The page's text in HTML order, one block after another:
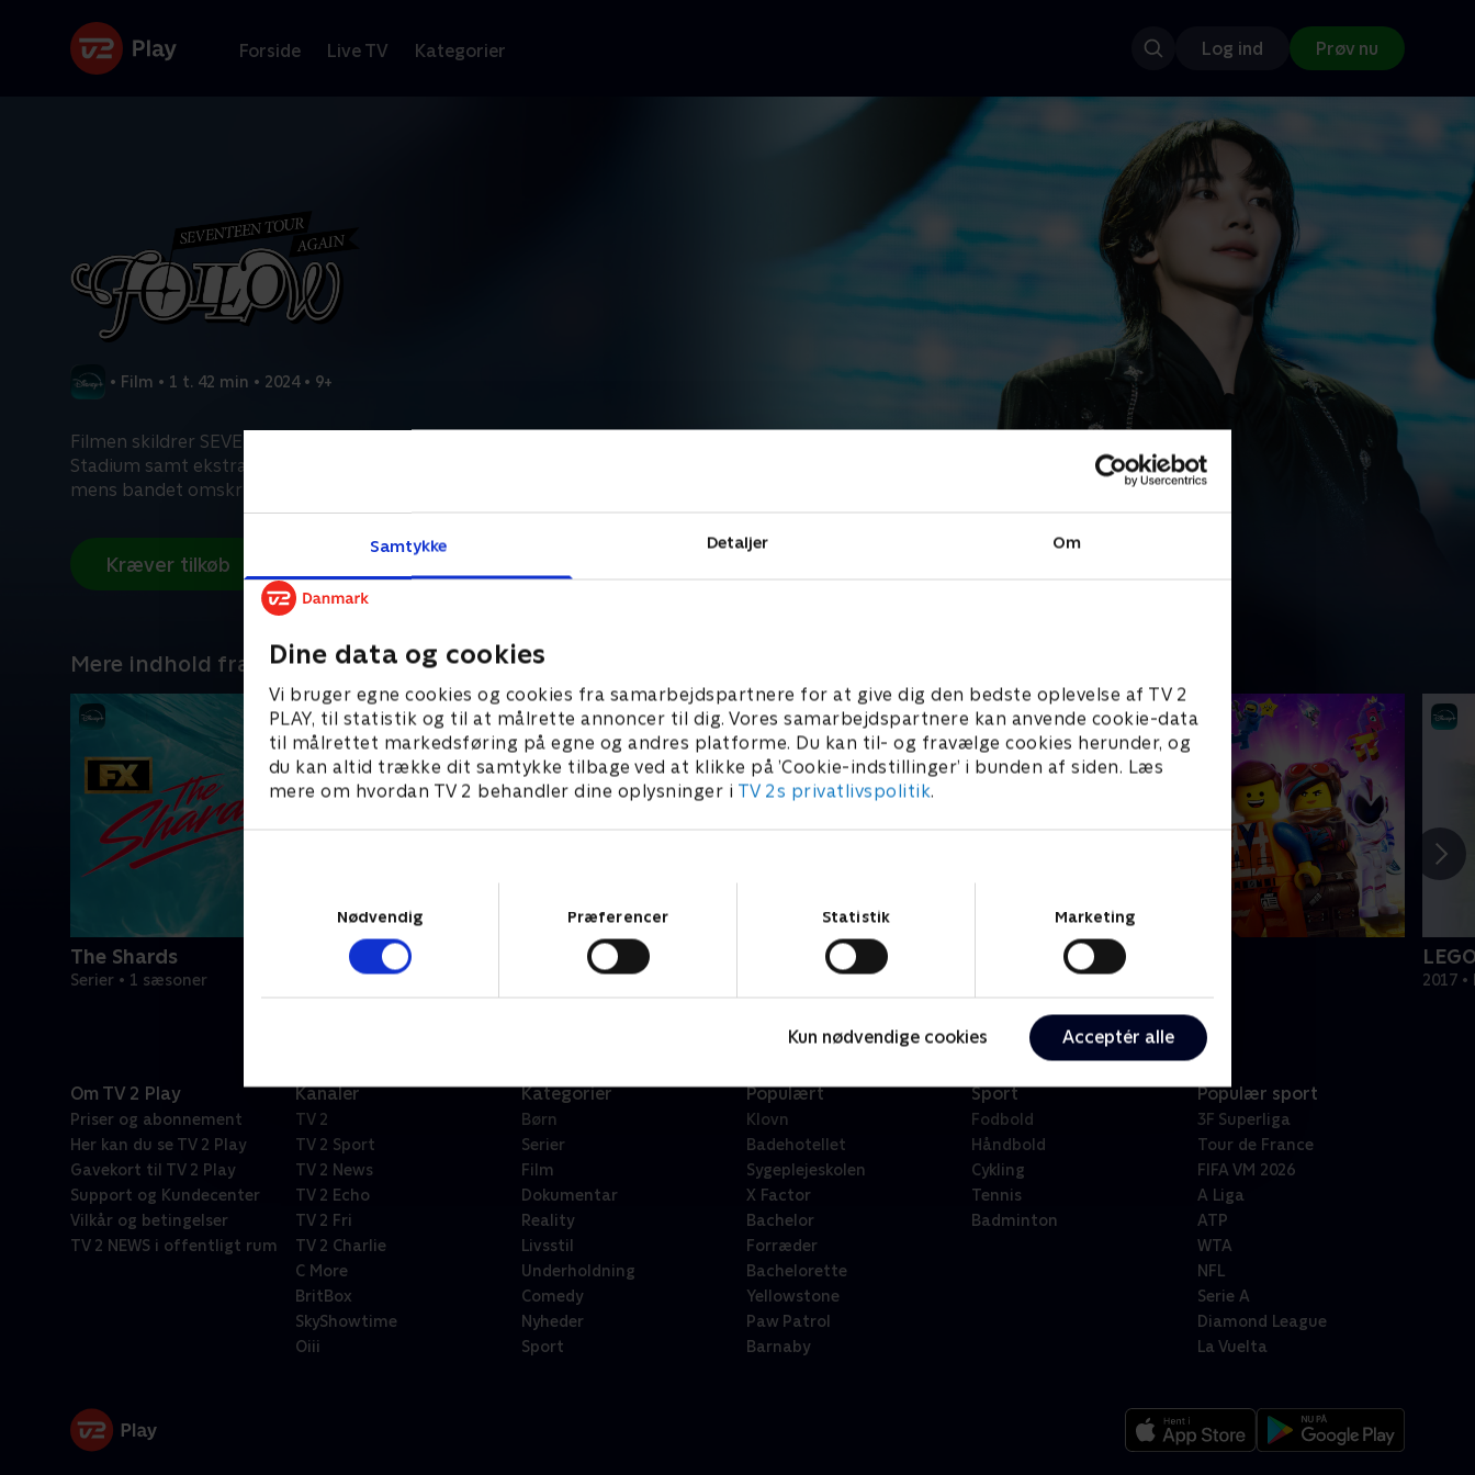
Samtykke Detaljer Om
Dine data og cookies
Vi bruger egne cookies og cookies fra samarbejdspartnere for at give dig den bedste oplevelse af TV 2
PLAY, til statistik og til at målrette annoncer til dig. Vores samarbejdspartnere kan anvende cookie-data
til målrettet markedsføring på egne og andres platforme. Du kan til- og fravælge cookies herunder, og
du kan altid trække dit samtykke tilbage ved at klikke på ’Cookie-indstillinger’ i bunden af siden. Læs
mere om hvordan TV 2 behandler dine oplysninger i TV 2s privatlivspolitik.
Nødvendig
Præferencer Statistik Marketing
Kun nødvendige cookies Acceptér alle
Forside Live TV Kategorier Log ind Prøv nu
• Film • 1 t. 42 min • 2024 • 9+
Filmen skildrer SEVENTEEN-koncerten på Seoul World Cup
Stadium samt ekstranumrene. Alle tretten medlemmer synger,
mens bandet omskriver historien undervejs.
Kræver tilkøb
Mere indhold fra Disney+
The Shards
Serier • 1 sæsoner
Star Wars: Visions Presents - The Ninth Jedi
Serier • 1 sæsoner
LEGO filmen 2
2019 • Film • 1 t. 47 min 2017
Om TV 2 Play
Priser og abonnement
Her kan du se TV 2 Play
Gavekort til TV 2 Play
Support og Kundecenter
Vilkår og betingelser
TV 2 NEWS i offentligt rum
Kanaler
TV 2
TV 2 Sport
TV 2 News
TV 2 Echo
TV 2 Fri
TV 2 Charlie
C More
BritBox
SkyShowtime
Oiii
Kategorier
Børn
Serier
Film
Dokumentar
Reality
Livsstil
Underholdning
Comedy
Nyheder
Sport
Populært
Klovn
Badehotellet
Sygeplejeskolen
X Factor
Bachelor
Forræder
Bachelorette
Yellowstone
Paw Patrol
Barnaby
Sport
Fodbold
Håndbold
Cykling
Tennis
Badminton
Populær sport
3F Superliga
Tour de France
FIFA VM 2026
A Liga
ATP
WTA
NFL
Serie A
Diamond League
La Vuelta